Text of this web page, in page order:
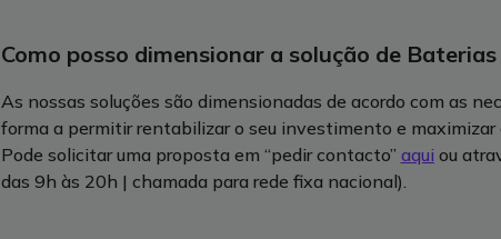
Como posso dimensionar a solução de Baterias
As nossas soluções são dimensionadas de acordo com as
forma a permitir rentabilizar o seu investimento e maximizar
Pode solicitar uma proposta em “pedir contacto” aqui ou
das 9h às 20h | chamada para rede fixa nacional).